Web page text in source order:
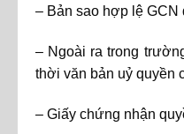
– Bản sao hợp lệ GCN
– Ngoài ra trong
thời văn bản uỷ quyền
– Giấy chứng nhận